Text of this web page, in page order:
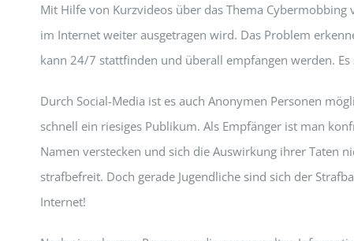
Mit Hilfe von Kurzvideos über das Thema
im Internet weiter ausgetragen wird. Das Problem
kann 24/7 stattfinden und überall empfangen werden.
Durch Social-Media ist es auch Anonymen Personen
schnell ein riesiges Publikum. Als Empfänger ist man
Namen verstecken und sich die Auswirkung ihrer Taten
strafbefreit. Doch gerade Jugendliche sind sich der
Internet!